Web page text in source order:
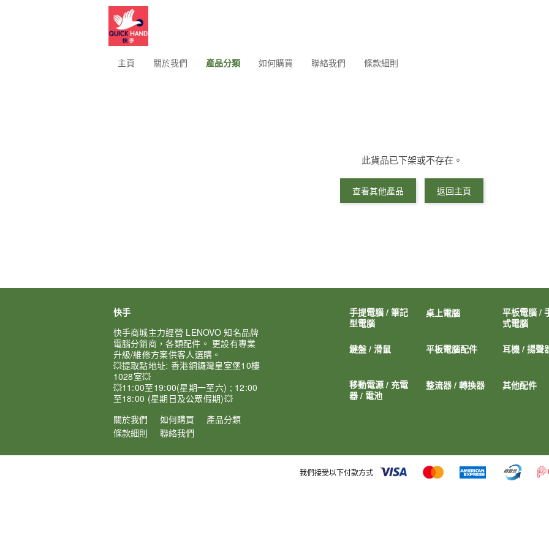
主頁 關於我們 產品分類 如何購買 聯絡我們 條款細則
此貨品已下架或不存在。
查看其他產品 返回主頁
快手
快手商城主力經營 LENOVO 知名品牌
電腦分銷商，各類配件。 更設有專業
升級/維修方案供客人選購。
💥提取點地址: 香港銅鑼灣皇室堡10樓
1028室💥
💥11:00至19:00(星期一至六) ; 12:00
至18:00 (星期日及公眾假期)💥
關於我們
如何購買
產品分類
條款細則
聯絡我們
手提電腦 / 筆記
型電腦
桌上電腦
平板電腦 /
式電腦
鍵盤 / 滑鼠 平板電腦配件 耳機 / 揚聲
移動電源 / 充電
器 / 電池
整流器 / 轉換器 其他配件
我們接受以下付款方式